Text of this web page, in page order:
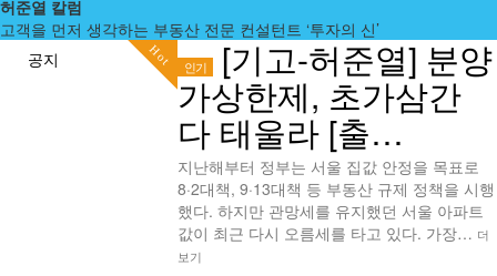
공지
허준열 칼럼
고객을 먼저 생각하는 부동산 전문 컨설턴트 ‘투자의 신’
Hot
인기 [기고-허준열] 분양
가상한제, 초가삼간
다 태울라 [출…
지난해부터 정부는 서울 집값 안정을 목표로
8·2대책, 9·13대책 등 부동산 규제 정책을 시행
했다. 하지만 관망세를 유지했던 서울 아파트
값이 최근 다시 오름세를 타고 있다. 가장… 더
보기